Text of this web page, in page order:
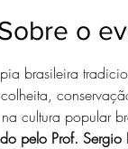
o
brasileira
cultura popular
pelo Prof. Sergio